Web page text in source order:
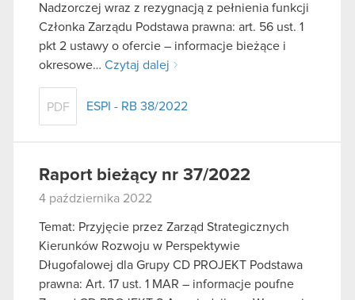
Nadzorczej wraz z rezygnacją z pełnienia funkcji
Członka Zarządu Podstawa prawna: art. 56 ust. 1
pkt 2 ustawy o ofercie – informacje bieżące i
okresowe… Czytaj dalej
PDF ESPI - RB 38/2022
Raport bieżący nr 37/2022
4 października 2022
Temat: Przyjęcie przez Zarząd Strategicznych
Kierunków Rozwoju w Perspektywie
Długofalowej dla Grupy CD PROJEKT Podstawa
prawna: Art. 17 ust. 1 MAR – informacje poufne